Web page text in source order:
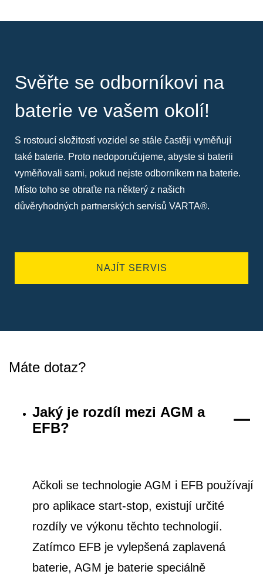
Svěřte se odborníkovi na
baterie ve vašem okolí!
S rostoucí složitostí vozidel se stále častěji vyměňují
také baterie. Proto nedoporučujeme, abyste si baterii
vyměňovali sami, pokud nejste odborníkem na baterie.
Místo toho se obraťte na některý z našich
důvěryhodných partnerských servisů VARTA®.
NAJÍT SERVIS
Máte dotaz?
Jaký je rozdíl mezi AGM a
EFB?
Ačkoli se technologie AGM i EFB používají
pro aplikace start-stop, existují určité
rozdíly ve výkonu těchto technologií.
Zatímco EFB je vylepšená zaplavená
baterie, AGM je baterie speciálně